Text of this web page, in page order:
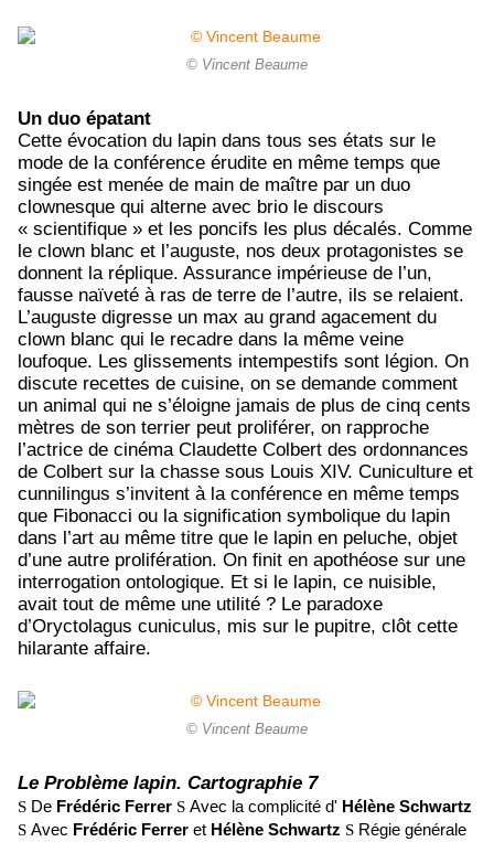
© Vincent Beaume
Un duo épatant
Cette évocation du lapin dans tous ses états sur le
mode de la conférence érudite en même temps que
singée est menée de main de maître par un duo
clownesque qui alterne avec brio le discours
« scientifique » et les poncifs les plus décalés. Comme
le clown blanc et l’auguste, nos deux protagonistes se
donnent la réplique. Assurance impérieuse de l’un,
fausse naïveté à ras de terre de l’autre, ils se relaient.
L’auguste digresse un max au grand agacement du
clown blanc qui le recadre dans la même veine
loufoque. Les glissements intempestifs sont légion. On
discute recettes de cuisine, on se demande comment
un animal qui ne s’éloigne jamais de plus de cinq cents
mètres de son terrier peut proliférer, on rapproche
l’actrice de cinéma Claudette Colbert des ordonnances
de Colbert sur la chasse sous Louis XIV. Cuniculture et
cunnilingus s’invitent à la conférence en même temps
que Fibonacci ou la signification symbolique du lapin
dans l’art au même titre que le lapin en peluche, objet
d’une autre prolifération. On finit en apothéose sur une
interrogation ontologique. Et si le lapin, ce nuisible,
avait tout de même une utilité ? Le paradoxe
d’Oryctolagus cuniculus, mis sur le pupitre, clôt cette
hilarante affaire.
© Vincent Beaume
Le Problème lapin. Cartographie 7
S De Frédéric Ferrer S Avec la complicité d' Hélène Schwartz
S Avec Frédéric Ferrer et Hélène Schwartz S Régie générale